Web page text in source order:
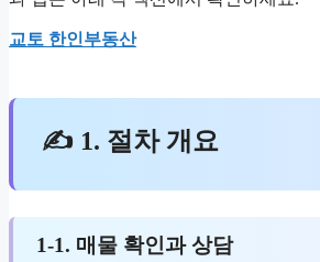
교토 한인부동산
✍ 1. 절차 개요
1-1. 매물 확인과 상담